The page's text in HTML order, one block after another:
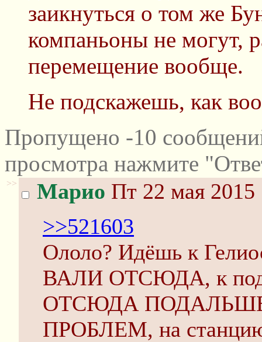
заикнуться о том же
компаньоны не могут,
перемещение вообще.
Не подскажешь, как
Пропущено -10
просмотра нажмите
>> Марио Пт 22 мая 2015
>>521603
Ололо? Идёшь к
ВАЛИ ОТСЮДА, к
ОТСЮДА
ПРОБЛЕМ, на